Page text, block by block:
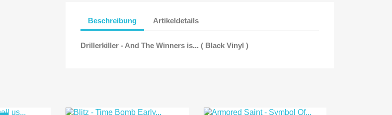
Beschreibung Artikeldetails
Drillerkiller - And The Winners is... ( Black Vinyl )